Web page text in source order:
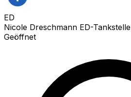
ED
Nicole Dreschmann ED-Tankstelle
Geöffnet